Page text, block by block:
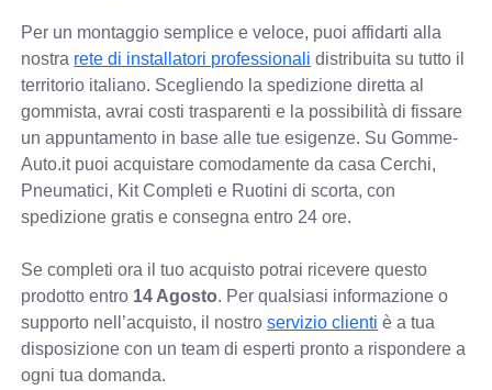
Per un montaggio semplice e veloce, puoi affidarti alla
nostra rete di installatori professionali distribuita su tutto il
territorio italiano. Scegliendo la spedizione diretta al
gommista, avrai costi trasparenti e la possibilità di fissare
un appuntamento in base alle tue esigenze. Su Gomme-
Auto.it puoi acquistare comodamente da casa Cerchi,
Pneumatici, Kit Completi e Ruotini di scorta, con
spedizione gratis e consegna entro 24 ore.
Se completi ora il tuo acquisto potrai ricevere questo
prodotto entro 14 Agosto. Per qualsiasi informazione o
supporto nell’acquisto, il nostroservizio clienti è a tua
disposizione con un team di esperti pronto a rispondere a
ogni tua domanda.